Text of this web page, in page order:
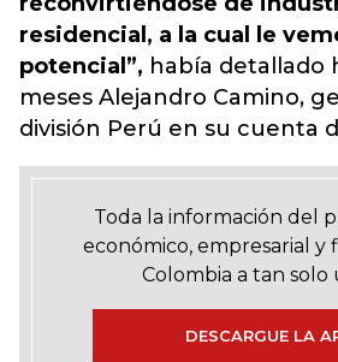
residencial, a la cual le
potencial”, había detallado
meses Alejandro Camino,
división Perú en su cuenta
Toda la información del
económico, empresarial y
Colombia a tan solo
DESCARGUE LA